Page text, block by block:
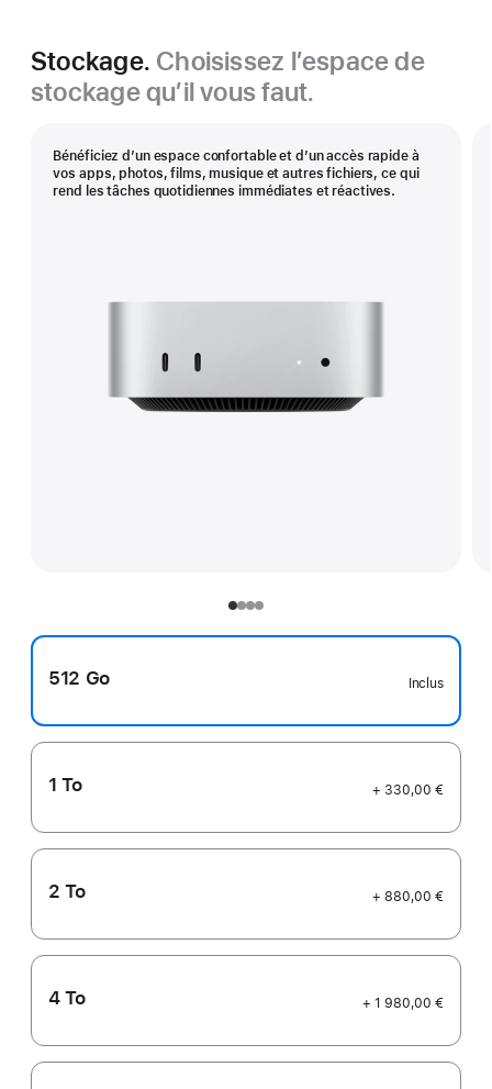
Stockage. Choisissez l’espace de
stockage qu’il vous faut.
Bénéficiez d’un espace confortable et d’un accès rapide à
vos apps, photos, films, musique et autres fichiers, ce qui
rend les tâches quotidiennes immédiates et réactives.
512 Go Inclus
1 To + 330,00 €
2 To + 880,00 €
4 To + 1 980,00 €